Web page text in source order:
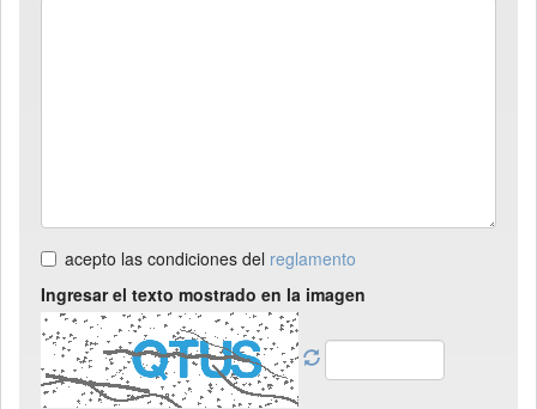
acepto las condiciones del reglamento
Ingresar el texto mostrado en la imagen